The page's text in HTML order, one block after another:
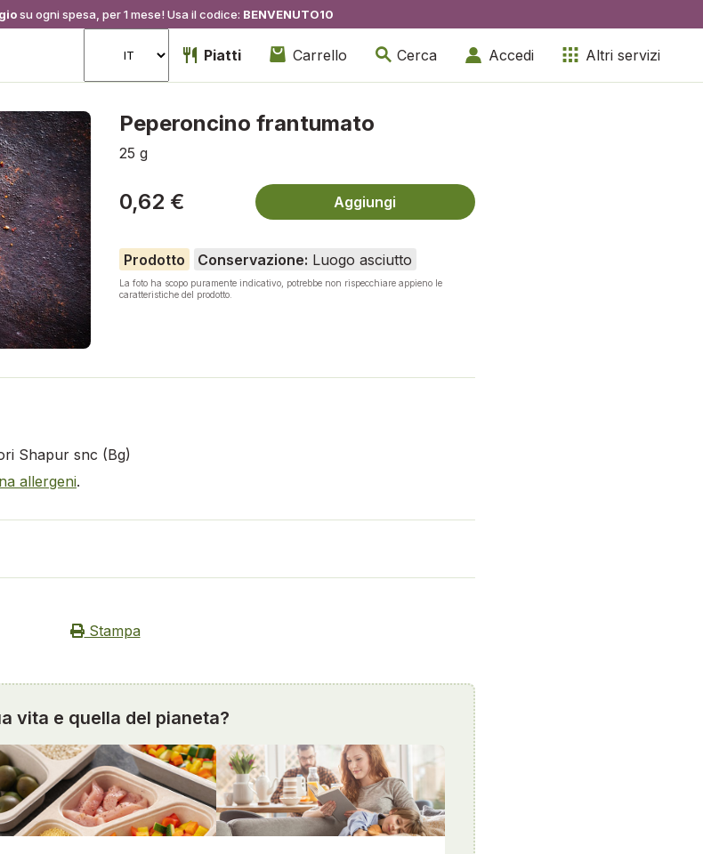
su ogni spesa, per 1 mese! Usa il codice: BENVENUTO10
Piatti Carrello Cerca Accedi Altri servizi
Peperoncino frantumato
25 g
0,62 € Aggiungi
Prodotto Conservazione: Luogo asciutto
La foto ha scopo puramente indicativo, potrebbe non rispecchiare appieno le
caratteristiche del prodotto.
Shapur snc (Bg)
allergeni.
Stampa
vita e quella del pianeta?